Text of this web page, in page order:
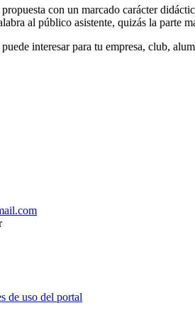
propuesta con un marcado carácter
al público asistente, quizás la parte
interesar para tu empresa, club,
de uso del portal